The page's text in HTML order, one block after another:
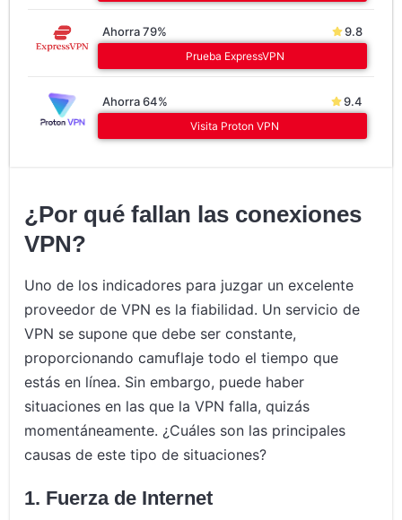
Ahorra 79% 9.8
Prueba ExpressVPN
Ahorra 64% 9.4
Visita Proton VPN
¿Por qué fallan las conexiones
VPN?
Uno de los indicadores para juzgar un excelente
proveedor de VPN es la fiabilidad. Un servicio de
VPN se supone que debe ser constante,
proporcionando camuflaje todo el tiempo que
estás en línea. Sin embargo, puede haber
situaciones en las que la VPN falla, quizás
momentáneamente. ¿Cuáles son las principales
causas de este tipo de situaciones?
1. Fuerza de Internet